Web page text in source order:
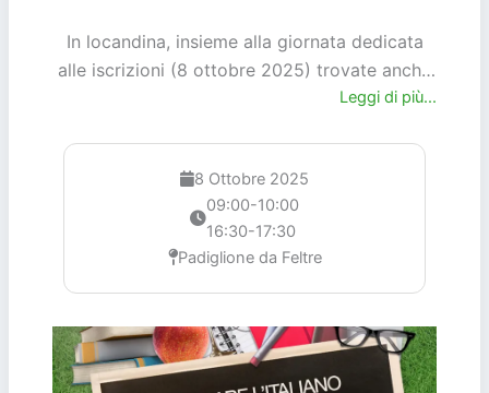
In locandina, insieme alla giornata dedicata
alle iscrizioni (8 ottobre 2025) trovate anche
il giorno di inizio dei corsi (13 ottobre 2025)
Leggi di più...
8 Ottobre 2025
09:00-10:00
16:30-17:30
Padiglione da Feltre